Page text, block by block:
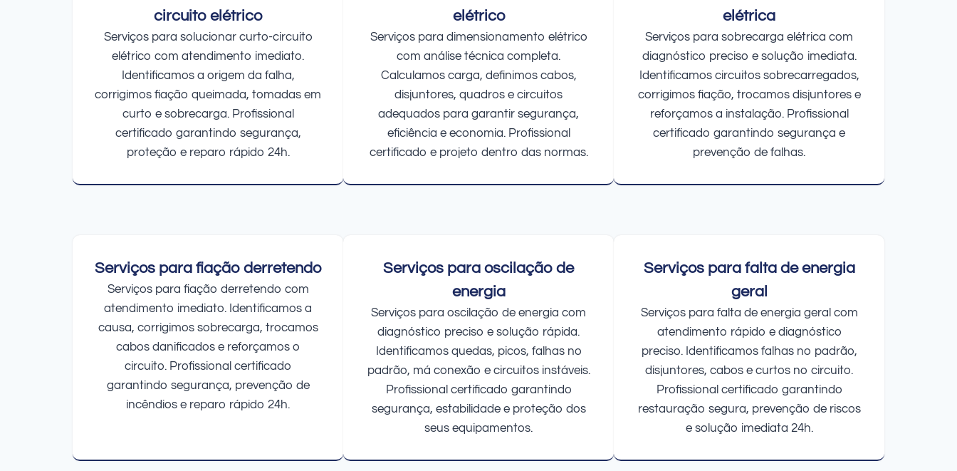
circuito elétrico
Serviços para solucionar curto-circuito
elétrico com atendimento imediato.
Identificamos a origem da falha,
corrigimos fiação queimada, tomadas em
curto e sobrecarga. Profissional
certificado garantindo segurança,
proteção e reparo rápido 24h.
elétrico
Serviços para dimensionamento elétrico
com análise técnica completa.
Calculamos carga, definimos cabos,
disjuntores, quadros e circuitos
adequados para garantir segurança,
eficiência e economia. Profissional
certificado e projeto dentro das normas.
elétrica
Serviços para sobrecarga elétrica com
diagnóstico preciso e solução imediata.
Identificamos circuitos sobrecarregados,
corrigimos fiação, trocamos disjuntores e
reforçamos a instalação. Profissional
certificado garantindo segurança e
prevenção de falhas.
Serviços para fiação derretendo
Serviços para fiação derretendo com
atendimento imediato. Identificamos a
causa, corrigimos sobrecarga, trocamos
cabos danificados e reforçamos o
circuito. Profissional certificado
garantindo segurança, prevenção de
incêndios e reparo rápido 24h.
Serviços para oscilação de
energia
Serviços para oscilação de energia com
diagnóstico preciso e solução rápida.
Identificamos quedas, picos, falhas no
padrão, má conexão e circuitos instáveis.
Profissional certificado garantindo
segurança, estabilidade e proteção dos
seus equipamentos.
Serviços para falta de energia
geral
Serviços para falta de energia geral com
atendimento rápido e diagnóstico
preciso. Identificamos falhas no padrão,
disjuntores, cabos e curtos no circuito.
Profissional certificado garantindo
restauração segura, prevenção de riscos
e solução imediata 24h.